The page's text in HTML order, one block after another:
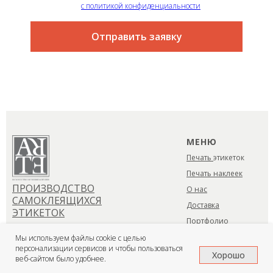
с политикой конфиденциальности
Отправить заявку
МЕНЮ
ПРОИЗВОДСТВО
САМОКЛЕЯЩИХСЯ
ЭТИКЕТОК
Печать наклеек
О нас
Доставка
Портфолио
Печать этикеток
Мы используем файлы cookie с целью
персонализации сервисов и чтобы пользоваться
веб-сайтом было удобнее.
Хорошо